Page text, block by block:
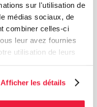
sur l'utilisation de
médias sociaux, de
combiner celles-ci
leur avez fournies
utilisation de leurs
Afficher les détails